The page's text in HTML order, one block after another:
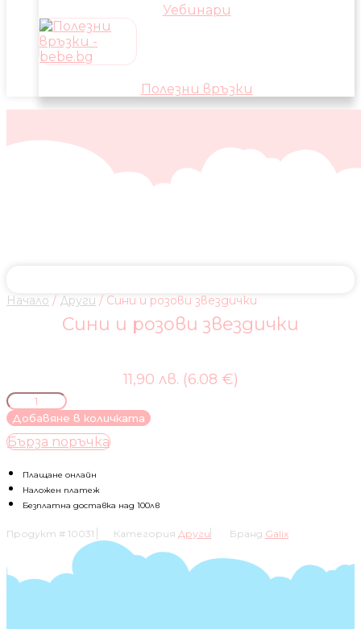
Уебинари
Полезни връзки
Начало / Други / Сини и розови звездички
Сини и розови звездички
11,90 лв. (6.08 €)
количество
за
Сини
и
звездички
Добавяне в количката
Бърза поръчка
Плащане онлайн
Наложен платеж
Безплатна доставка над 100лв
Продукт # 10031 Категория Други Бранд Galix